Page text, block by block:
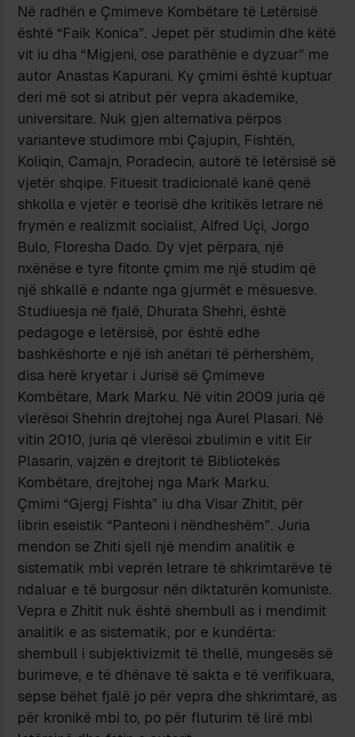
Në radhën e Çmimeve Kombëtare të Letërsisë
është “Faik Konica”. Jepet për studimin dhe këtë
vit iu dha “Migjeni, ose parathënie e dyzuar” me
autor Anastas Kapurani. Ky çmimi është kuptuar
deri më sot si atribut për vepra akademike,
universitare. Nuk gjen alternativa përpos
varianteve studimore mbi Çajupin, Fishtën,
Koliqin, Camajn, Poradecin, autorë të letërsisë së
vjetër shqipe. Fituesit tradicionalë kanë qenë
shkolla e vjetër e teorisë dhe kritikës letrare në
frymën e realizmit socialist, Alfred Uçi, Jorgo
Bulo, Floresha Dado. Dy vjet përpara, një
nxënëse e tyre fitonte çmim me një studim që
një shkallë e ndante nga gjurmët e mësuesve.
Studiuesja në fjalë, Dhurata Shehri, është
pedagoge e letërsisë, por është edhe
bashkëshorte e një ish anëtari të përhershëm,
disa herë kryetar i Jurisë së Çmimeve
Kombëtare, Mark Marku. Në vitin 2009 juria që
vlerësoi Shehrin drejtohej nga Aurel Plasari. Në
vitin 2010, juria që vlerësoi zbulimin e vitit Eir
Plasarin, vajzën e drejtorit të Bibliotekës
Kombëtare, drejtohej nga Mark Marku.
Çmimi “Gjergj Fishta” iu dha Visar Zhitit, për
librin eseistik “Panteoni i nëndheshëm”. Juria
mendon se Zhiti sjell një mendim analitik e
sistematik mbi veprën letrare të shkrimtarëve të
ndaluar e të burgosur nën diktaturën komuniste.
Vepra e Zhitit nuk është shembull as i mendimit
analitik e as sistematik, por e kundërta:
shembull i subjektivizmit të thellë, mungesës së
burimeve, e të dhënave të sakta e të verifikuara,
sepse bëhet fjalë jo për vepra dhe shkrimtarë, as
për kronikë mbi to, po për fluturim të lirë mbi